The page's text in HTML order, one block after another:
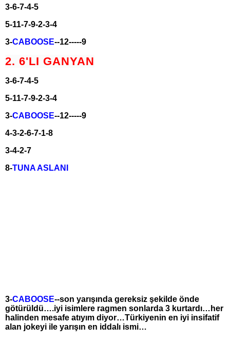
3-6-7-4-5
5-11-7-9-2-3-4
3-CABOOSE--12-----9
2. 6'LI GANYAN
3-6-7-4-5
5-11-7-9-2-3-4
3-CABOOSE--12-----9
4-3-2-6-7-1-8
3-4-2-7
8-TUNA ASLANI
3-CABOOSE--son yarışında gereksiz şekilde önde
götürüldü….iyi isimlere ragmen sonlarda 3 kurtardı…her
halinden mesafe atıyım diyor…Türkiyenin en iyi insifatif
alan jokeyi ile yarışın en iddalı ismi…